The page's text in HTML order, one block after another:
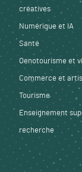
créatives
Numérique et IA
Santé
Oenotourisme et
Commerce et
Tourisme
Enseignement
recherche